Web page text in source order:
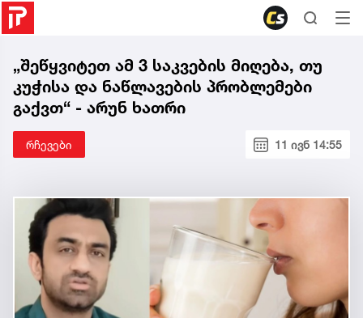
„შეწყვიტეთ ამ 3 საკვების მიღება, თუ
კუჭისა და ნაწლავების პრობლემები
გაქვთ“ - არუნ ხათრი
რჩევები 11 ივნ 14:55